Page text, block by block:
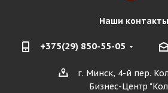
Наши контакты
+375(29) 850-55-05
г. Минск, 4-й пер.
Бизнес-Центр